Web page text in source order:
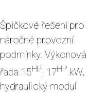
Špičkové řešení pro
náročné provozní
podmínky. Výkonová
řada 15HP, 17HP kW,
hydraulický modul